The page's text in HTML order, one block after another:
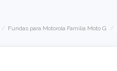
Fundas para Motorola Familia Moto G